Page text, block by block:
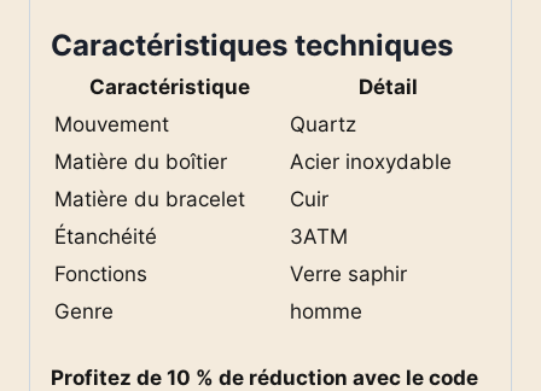
Caractéristiques techniques
Caractéristique
Détail
Mouvement
Quartz
Matière du boîtier
Acier inoxydable
Matière du bracelet
Cuir
Étanchéité
3ATM
Fonctions
Verre saphir
Genre
homme
Profitez de 10 % de réduction avec le code